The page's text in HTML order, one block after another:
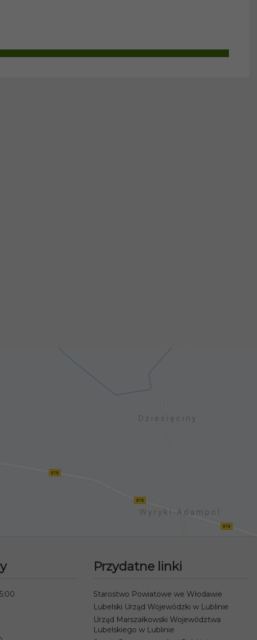
Przydatne linki
Starostwo Powiatowe we Włodawie
Lubelski Urząd Wojewódzki w Lublinie
Urząd Marszałkowski Województwa
Lubelskiego w Lublinie